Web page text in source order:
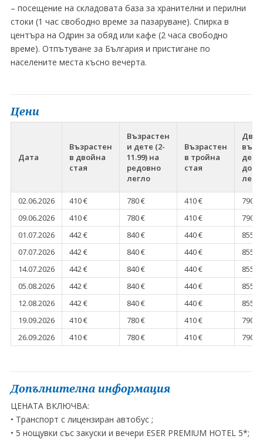
– посещение на складовата база за хранителни и перилни
стоки (1 час свободно време за пазаруване). Спирка в
центъра на Одрин за обяд или кафе (2 часа свободно
време). Отпътуване за България и пристигане по
населените места късно вечерта.
Цени
Дата
Възрастен
в двойна
стая
Възрастен
и дете (2-
11.99) на
редовно
легло
Възрастен
в тройна
стая
дете
02.06.2026 410 € 780 € 410 €
790 €
09.06.2026
410 € 780 € 410 €
790 €
01.07.2026
442 € 840 € 440 €
855 €
07.07.2026
442 € 840 € 440 €
855 €
14.07.2026
442 € 840 € 440 €
855 €
05.08.2026
442 € 840 € 440 €
855 €
12.08.2026
442 € 840 € 440 €
855 €
19.09.2026
410 € 780 € 410 €
790 €
26.09.2026
410 € 780 € 410 € 790 €
Допълнителна информация
ЦЕНАТА ВКЛЮЧВА:
• Транспорт с лицензиран автобус ;
• 5 нощувки със закуски и вечери ESER PREMIUM HOTEL 5*;